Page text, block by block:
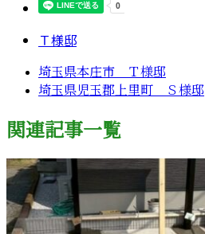
Ｔ様邸
埼玉県本庄市 Ｔ様邸
埼玉県児玉郡上里町 Ｓ様邸
関連記事一覧